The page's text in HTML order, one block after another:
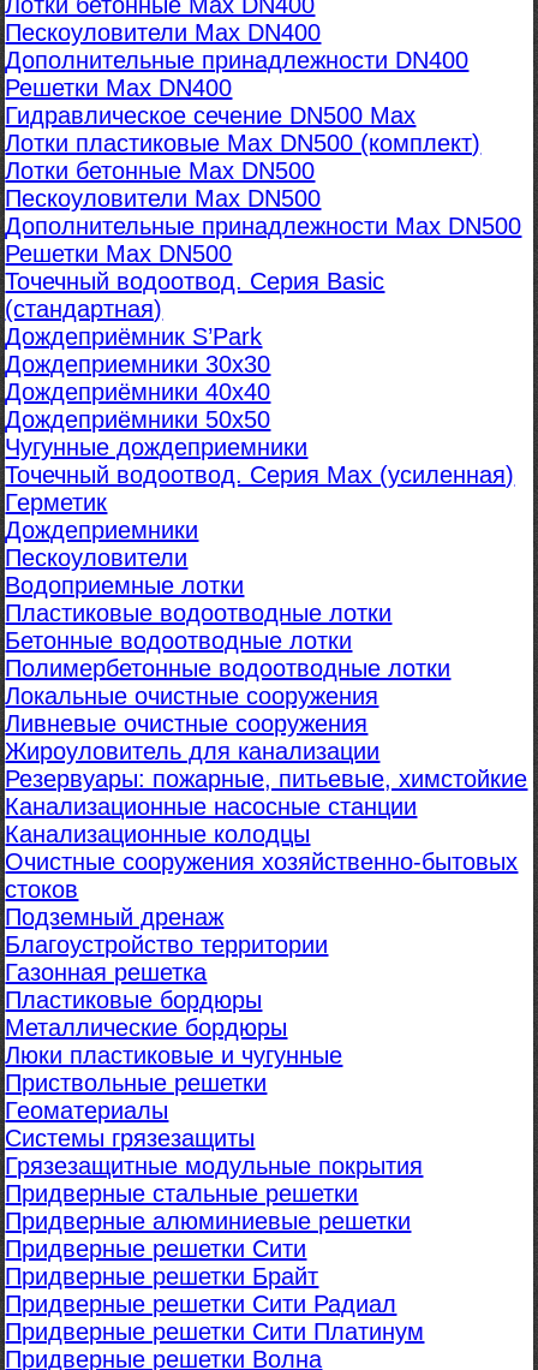
Лотки бетонные Max DN400
Пескоуловители Max DN400
Дополнительные принадлежности DN400
Решетки Max DN400
Гидравлическое сечение DN500 Max
Лотки пластиковые Max DN500 (комплект)
Лотки бетонные Max DN500
Пескоуловители Max DN500
Дополнительные принадлежности Max DN500
Решетки Max DN500
Точечный водоотвод. Серия Basic
(стандартная)
Дождеприёмник S’Park
Дождеприемники 30х30
Дождеприёмники 40х40
Дождеприёмники 50х50
Чугунные дождеприемники
Точечный водоотвод. Серия Max (усиленная)
Герметик
Дождеприемники
Пескоуловители
Водоприемные лотки
Пластиковые водоотводные лотки
Бетонные водоотводные лотки
Полимербетонные водоотводные лотки
Локальные очистные сооружения
Ливневые очистные сооружения
Жироуловитель для канализации
Резервуары: пожарные, питьевые, химстойкие
Канализационные насосные станции
Канализационные колодцы
Очистные сооружения хозяйственно-бытовых
стоков
Подземный дренаж
Благоустройство территории
Газонная решетка
Пластиковые бордюры
Металлические бордюры
Люки пластиковые и чугунные
Приствольные решетки
Геоматериалы
Системы грязезащиты
Грязезащитные модульные покрытия
Придверные стальные решетки
Придверные алюминиевые решетки
Придверные решетки Сити
Придверные решетки Брайт
Придверные решетки Сити Радиал
Придверные решетки Сити Платинум
Придверные решетки Волна